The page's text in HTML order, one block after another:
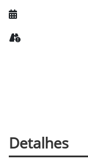
Detalhes